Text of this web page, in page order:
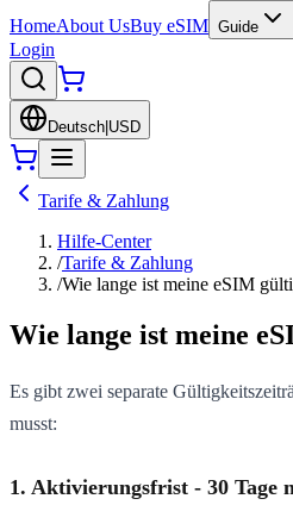
HomeAbout UsBuy eSIM Guide
Login
Deutsch USD
Tarife & Zahlung
Hilfe-Center
/Tarife & Zahlung
/Wie lange ist meine eSIM
Wie lange ist meine
Es gibt zwei separate
musst:
1. Aktivierungsfrist - 30 Tage